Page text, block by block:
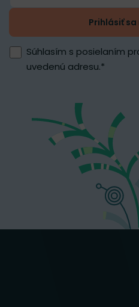
Prihlásiť
Súhlasím s posielaním
uvedenú adresu.*